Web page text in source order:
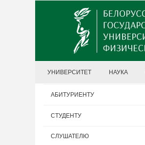
УНИВЕРСИТЕТ НАУКА
АБИТУРИЕНТУ
СТУДЕНТУ
СЛУШАТЕЛЮ